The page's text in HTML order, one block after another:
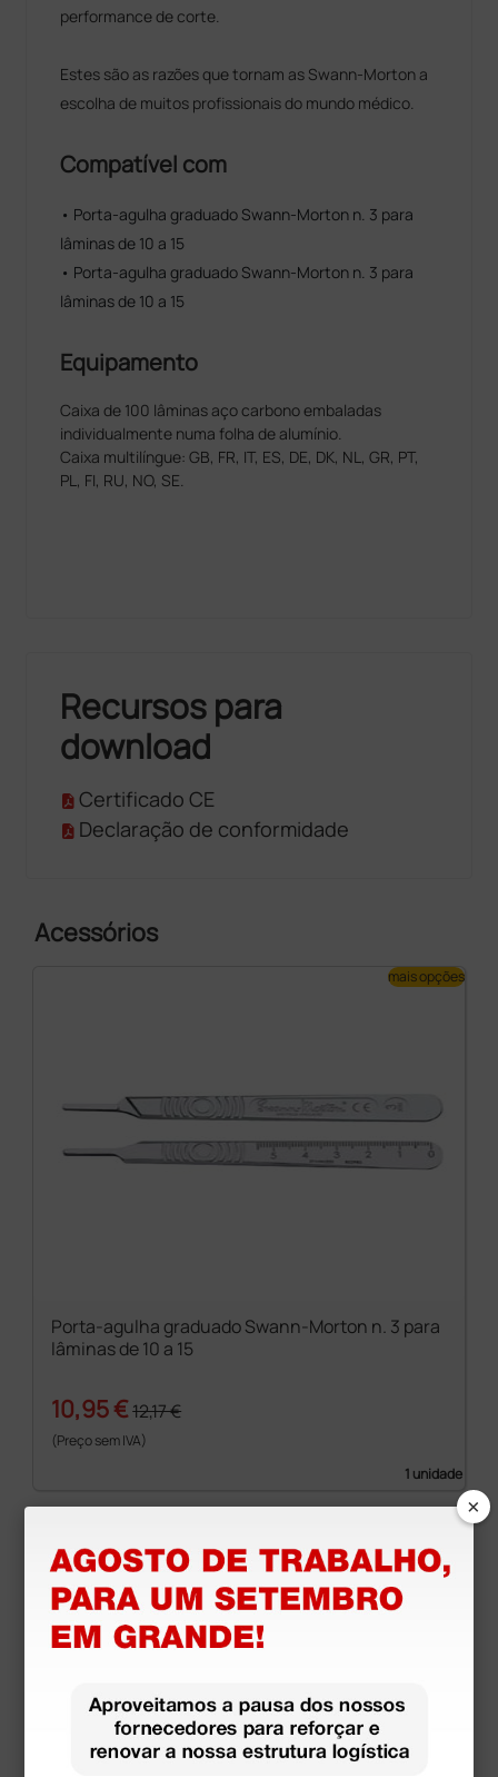
performance de corte.
Estes são as razões que tornam as Swann-Morton a
escolha de muitos profissionais do mundo médico.
Compatível com
• Porta-agulha graduado Swann-Morton n. 3 para
lâminas de 10 a 15
• Porta-agulha graduado Swann-Morton n. 3 para
lâminas de 10 a 15
Equipamento
Caixa de 100 lâminas aço carbono embaladas
individualmente numa folha de alumínio.
Caixa multilíngue: GB, FR, IT, ES, DE, DK, NL, GR, PT,
PL, FI, RU, NO, SE.
Recursos para
download
Certificado CE
Declaração de conformidade
Acessórios
Porta-agulha graduado Swann-Morton n. 3 para
lâminas de 10 a 15
10,95 €12,17 €
(Preço sem IVA)
1 unidade
mais opções
×